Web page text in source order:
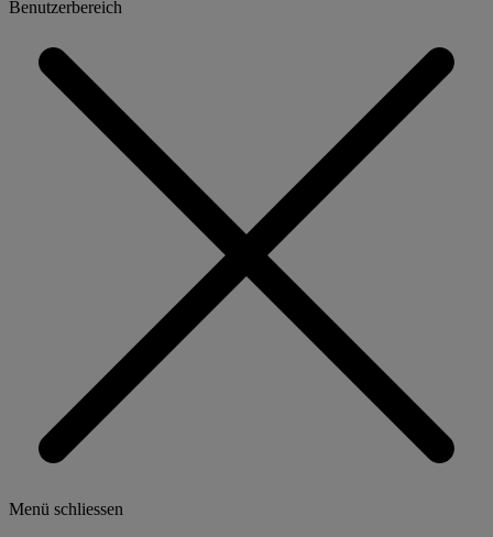
Benutzerbereich
Menü schliessen